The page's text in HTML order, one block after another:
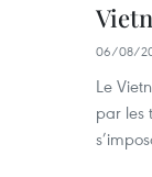
06/08/
Le
par les